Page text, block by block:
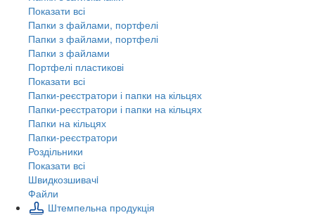
Показати всі
Папки з файлами, портфелі
Папки з файлами, портфелі
Папки з файлами
Портфелі пластикові
Показати всі
Папки-реєстратори і папки на кільцях
Папки-реєстратори і папки на кільцях
Папки на кільцях
Папки-реєстратори
Роздільники
Показати всі
Швидкозшивачi
Файли
Штемпельна продукція